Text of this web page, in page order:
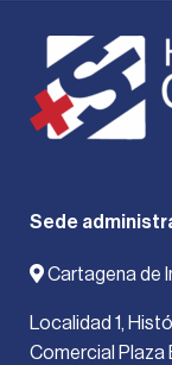
Sede
Cartagena de
Localidad 1,
Comercial Plaza